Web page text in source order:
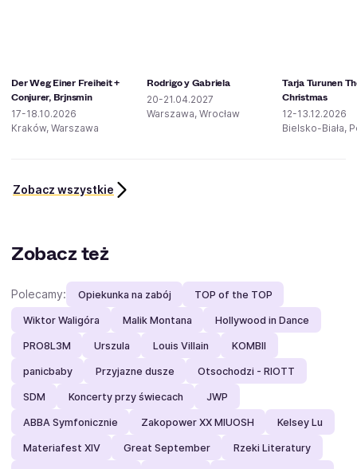
Der Weg Einer Freiheit +
Conjurer, Brjnsmin
17-18.10.2026
Kraków, Warszawa
Rodrigo y Gabriela
20-21.04.2027
Warszawa, Wrocław
Tarja Turunen
Christmas
12-13.12.2026
Bielsko-Biała,
Zobacz wszystkie
Zobacz też
Polecamy: Opiekunka na zabój TOP of the TOP
Wiktor Waligóra Malik Montana Hollywood in Dance
PRO8L3M Urszula Louis Villain KOMBII
panicbaby Przyjazne dusze Otsochodzi - RIOTT
SDM Koncerty przy świecach JWP
ABBA Symfonicznie Zakopower XX MIUOSH Kelsey Lu
Materiafest XIV Great September Rzeki Literatury